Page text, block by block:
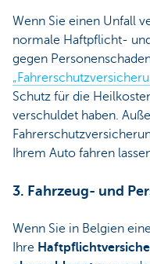
Wenn Sie einen Unfall
normale Haftpflicht-
gegen
Schutz für die
verschuldet haben.
Ihrem Auto fahren
3. Fahrzeug- und
Wenn Sie in Belgien
Ihre